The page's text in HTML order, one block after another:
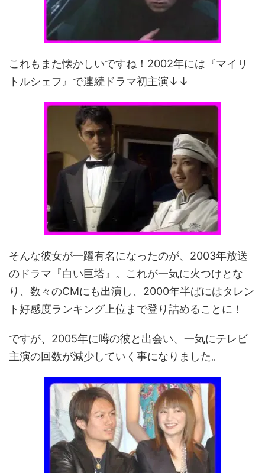
これもまた懐かしいですね！2002年には『マイリ
トルシェフ』で連続ドラマ初主演↓↓
そんな彼女が一躍有名になったのが、2003年放送
のドラマ『白い巨塔』。これが一気に火つけとな
り、数々のCMにも出演し、2000年半ばにはタレン
ト好感度ランキング上位まで登り詰めることに！
ですが、2005年に噂の彼と出会い、一気にテレビ
主演の回数が減少していく事になりました。